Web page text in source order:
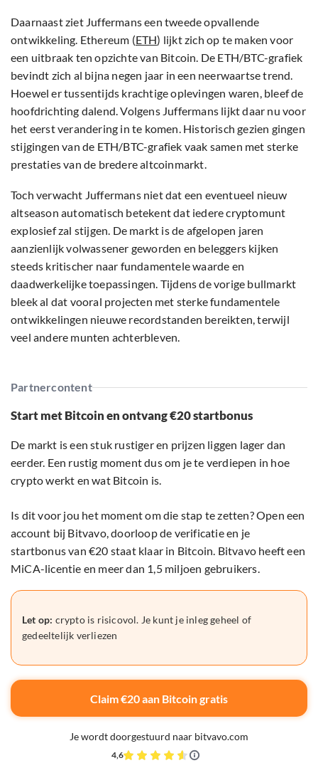
Daarnaast ziet Juffermans een tweede opvallende
ontwikkeling. Ethereum (ETH) lijkt zich op te maken voor
een uitbraak ten opzichte van Bitcoin. De ETH/BTC-grafiek
bevindt zich al bijna negen jaar in een neerwaartse trend.
Hoewel er tussentijds krachtige oplevingen waren, bleef de
hoofdrichting dalend. Volgens Juffermans lijkt daar nu voor
het eerst verandering in te komen. Historisch gezien gingen
stijgingen van de ETH/BTC-grafiek vaak samen met sterke
prestaties van de bredere altcoinmarkt.
Toch verwacht Juffermans niet dat een eventueel nieuw
altseason automatisch betekent dat iedere cryptomunt
explosief zal stijgen. De markt is de afgelopen jaren
aanzienlijk volwassener geworden en beleggers kijken
steeds kritischer naar fundamentele waarde en
daadwerkelijke toepassingen. Tijdens de vorige bullmarkt
bleek al dat vooral projecten met sterke fundamentele
ontwikkelingen nieuwe recordstanden bereikten, terwijl
veel andere munten achterbleven.
Partnercontent
Start met Bitcoin en ontvang €20 startbonus
De markt is een stuk rustiger en prijzen liggen lager dan
eerder. Een rustig moment dus om je te verdiepen in hoe
crypto werkt en wat Bitcoin is.
Is dit voor jou het moment om die stap te zetten? Open een
account bij Bitvavo, doorloop de verificatie en je
startbonus van €20 staat klaar in Bitcoin. Bitvavo heeft een
MiCA-licentie en meer dan 1,5 miljoen gebruikers.
Let op: crypto is risicovol. Je kunt je inleg geheel of
gedeeltelijk verliezen
Claim €20 aan Bitcoin gratis
Je wordt doorgestuurd naar bitvavo.com
4,6